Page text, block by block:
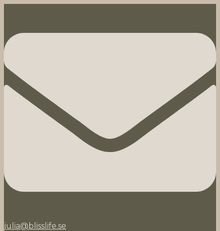
julia@blisslife.se